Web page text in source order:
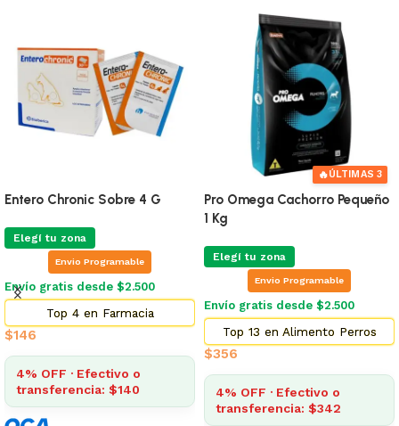
Entero Chronic Sobre 4 G
Elegí tu zona
Envio Programable
Envío gratis desde $2.500
Top 4 en Farmacia
$146
4% OFF · Efectivo o
transferencia: $140
🔥ÚLTIMAS 3
Pro Omega Cachorro Pequeño
1 Kg
Elegí tu zona
Envio Programable
Envío gratis desde $2.500
Top 13 en Alimento Perros
$356
4% OFF · Efectivo o
transferencia: $342